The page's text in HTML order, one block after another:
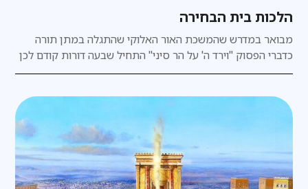
הלכות בית הבחירה
מבואר במדרש שהמשכת האור האלוקי שהתגלה במתן תורה
כדברי הפסוק "וירד ה' על הר סיני" התחיל שבעה דורות קודם לכן